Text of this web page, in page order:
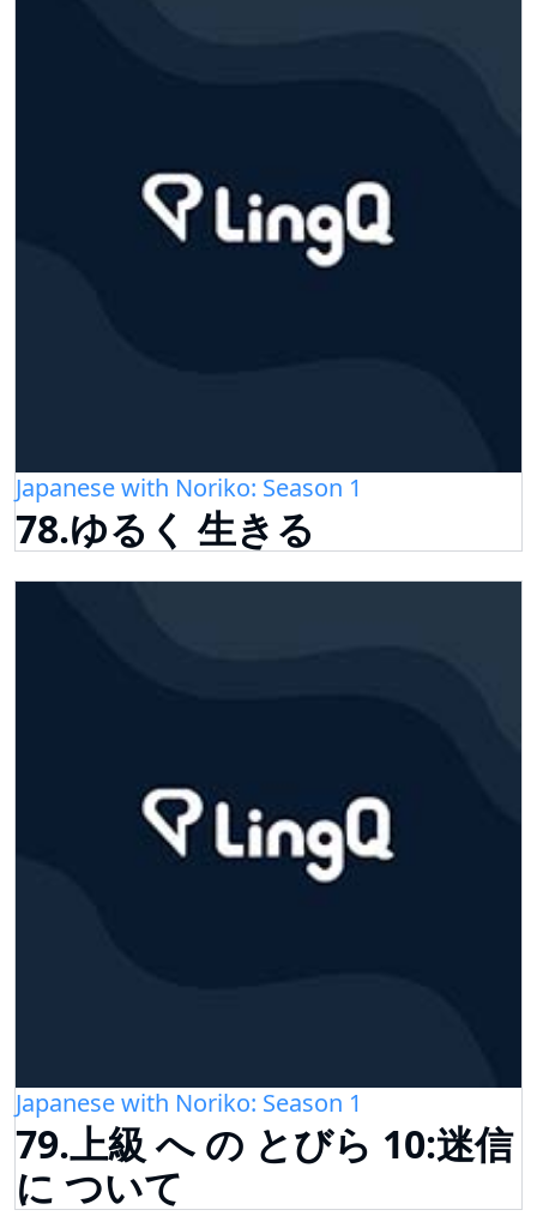
Japanese with Noriko: Season 1
78.ゆるく 生きる
Japanese with Noriko: Season 1
79.上級 へ の とびら 10:迷信
に ついて